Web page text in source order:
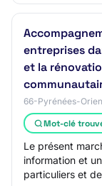
entreprises
et la
66-Pyrénées-
Mot-clé
Le présent
information et
particuliers et